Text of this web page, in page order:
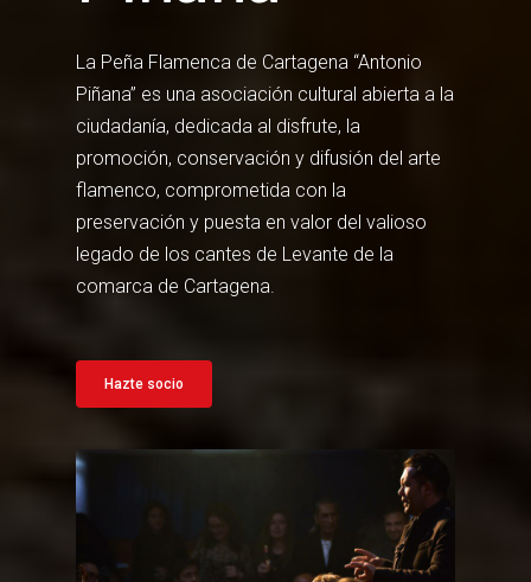
La Peña Flamenca de Cartagena “Antonio
Piñana” es una asociación cultural abierta a la
ciudadanía, dedicada al disfrute, la
promoción, conservación y difusión del arte
flamenco, comprometida con la
preservación y puesta en valor del valioso
legado de los cantes de Levante de la
comarca de Cartagena.
Hazte socio